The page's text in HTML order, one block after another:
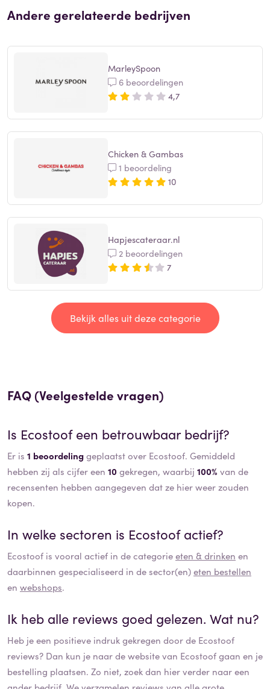
Andere gerelateerde bedrijven
MarleySpoon
6 beoordelingen
4,7
Chicken & Gambas
1 beoordeling
10
Hapjescateraar.nl
2 beoordelingen
7
Bekijk alles uit deze categorie
FAQ (Veelgestelde vragen)
Is Ecostoofeen betrouwbaar bedrijf?
Er is 1 beoordelinggeplaatst over Ecostoof. Gemiddeld
hebben zij als cijfer een 10 gekregen, waarbij 100% van de
recensenten hebben aangegeven dat ze hier weer zouden
kopen.
In welke sectoren is Ecostoofactief?
Ecostoof is vooral actief in de categorieeten & drinken en
daarbinnen gespecialiseerd in de sector(en)eten bestellen
en webshops.
Ik heb alle reviews goed gelezen. Wat nu?
Heb je een positieve indruk gekregen door de Ecostoof
reviews? Dan kun je naar de website van Ecostoofgaan en je
bestelling plaatsen. Zo niet, zoek dan hier verder naar een